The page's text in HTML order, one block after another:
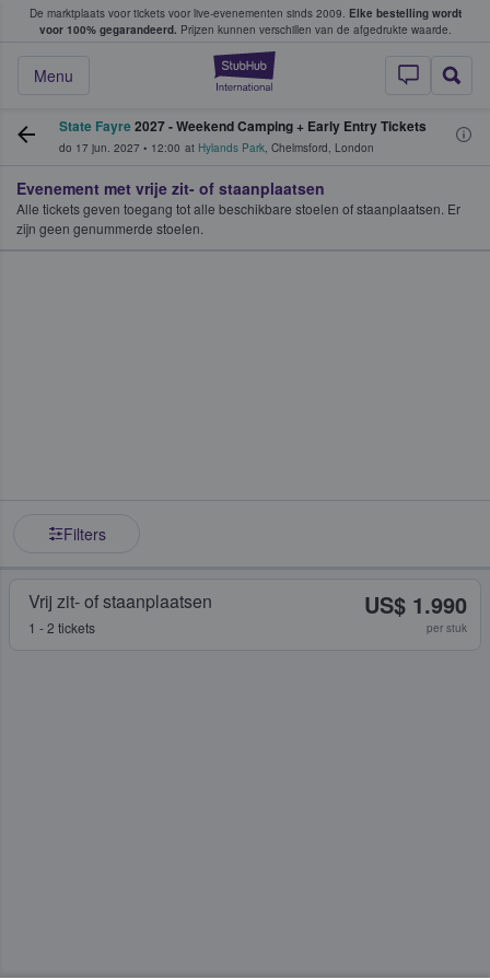
De marktplaats voor tickets voor live-evenementen sinds 2009. Elke bestelling wordt
voor 100% gegarandeerd. Prijzen kunnen verschillen van de afgedrukte waarde.
StubHub: waar
Menu
tickets kopen en verkopen
State Fayre2027 - Weekend Camping + Early Entry Tickets
do 17 jun. 2027 • 12:00 at Hylands Park, Chelmsford, London
Evenement met vrije zit- of staanplaatsen
Alle tickets geven toegang tot alle beschikbare stoelen of staanplaatsen. Er
zijn geen genummerde stoelen.
Filters
Vrij zit- of staanplaatsen
1 - 2 tickets
US$ 1.990
per stuk